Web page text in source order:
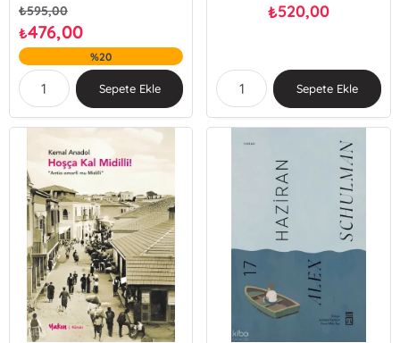
₺595,00
₺476,00
%20
Sepete Ekle
₺520,00
Sepete Ekle